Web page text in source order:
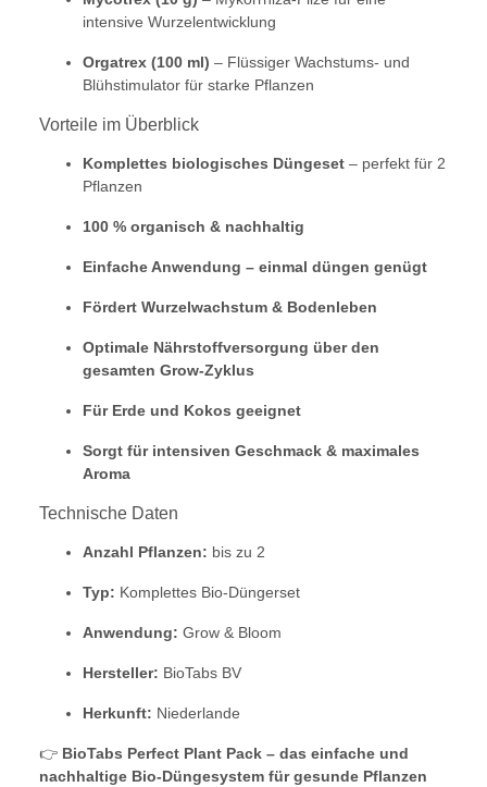
intensive Wurzelentwicklung
Orgatrex (100 ml) – Flüssiger Wachstums- und
Blühstimulator für starke Pflanzen
Vorteile im Überblick
Komplettes biologisches Düngeset – perfekt für 2
Pflanzen
100 % organisch & nachhaltig
Einfache Anwendung – einmal düngen genügt
Fördert Wurzelwachstum & Bodenleben
Optimale Nährstoffversorgung über den
gesamten Grow-Zyklus
Für Erde und Kokos geeignet
Sorgt für intensiven Geschmack & maximales
Aroma
Technische Daten
Anzahl Pflanzen: bis zu 2
Typ: Komplettes Bio-Düngerset
Anwendung: Grow & Bloom
Hersteller: BioTabs BV
Herkunft: Niederlande
👉 BioTabs Perfect Plant Pack – das einfache und
nachhaltige Bio-Düngesystem für gesunde Pflanzen